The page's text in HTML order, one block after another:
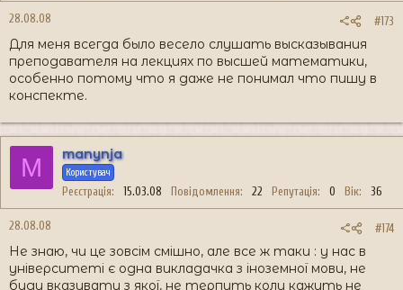
28.08.08 #173
Для меня всегда было весело слушать высказывания
преподавателя на лекциях по высшей математики,
особенно потому что я даже не понимал что пишу в
конспекте.
M manynja
Користувач
Реєстрація 15.03.08 Повідомлення 22 Репутація 0 Вік 36
28.08.08 #174
Не знаю, чи це зовсім смішно, але все ж таки : у нас в
університеті є одна викладачка з іноземної мови, не
буду вказувати з якої, не терпить коли кажуть не